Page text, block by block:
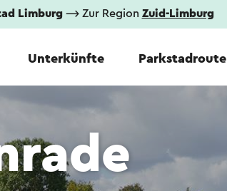
Limburg⟶ Zur Region Zuid-Limburg
Unterkünfte Parkstadroute